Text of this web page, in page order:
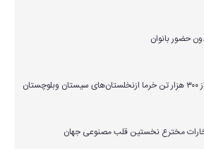
مخترع نخستین قلب مصنوعی جهان